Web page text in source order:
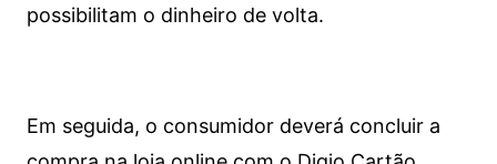
possibilitam o dinheiro de volta.
Em seguida, o consumidor deverá concluir a